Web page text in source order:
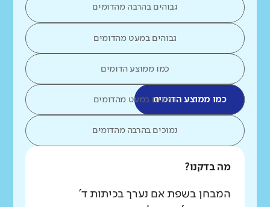
גבוהים בהרבה מהדומים
גבוהים במעט מהדומים
כמו ממוצע הדומים
כמו ממוצע הדומיםנמוכים במעט מהדומים
נמוכים בהרבה מהדומים
מה בדקנו?
המבחן בשפת אם נערך בכיתות ד'